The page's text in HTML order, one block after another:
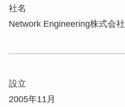
社名
Network Engineering株式会社
設立
2005年11月